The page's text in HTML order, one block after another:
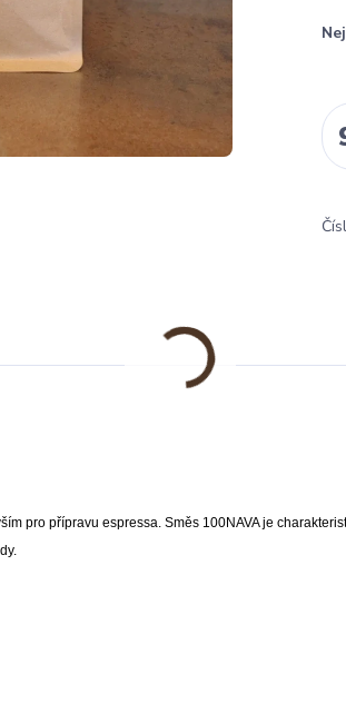
pro přípravu espressa. Směs 100NAVA je